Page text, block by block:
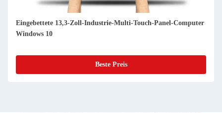
Eingebettete 13,3-Zoll-Industrie-Multi-Touch-Panel-Computer
Windows 10
Beste Preis